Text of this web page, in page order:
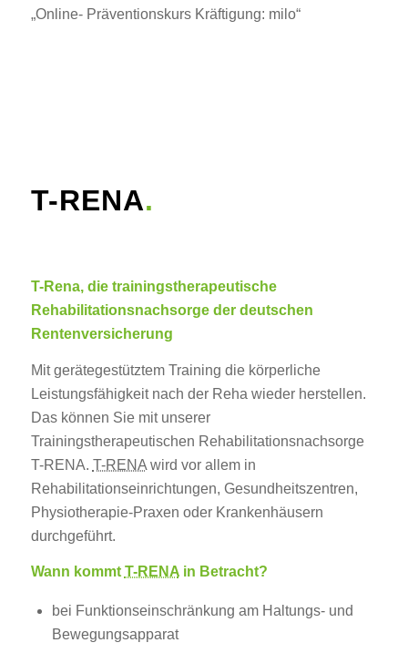
„Online- Präventionskurs Kräftigung: milo“
T-RENA.
T-Rena, die trainingstherapeutische
Rehabilitationsnachsorge der deutschen
Rentenversicherung
Mit gerätegestütztem Training die körperliche
Leistungsfähigkeit nach der Reha wieder herstellen.
Das können Sie mit unserer
Trainingstherapeutischen Rehabilitationsnachsorge
T-RENA. T-RENAwird vor allem in
Rehabilitationseinrichtungen, Gesundheitszentren,
Physiotherapie-Praxen oder Krankenhäusern
durchgeführt.
Wann kommt T-RENAin Betracht?
bei Funktionseinschränkung am Haltungs- und
Bewegungsapparat